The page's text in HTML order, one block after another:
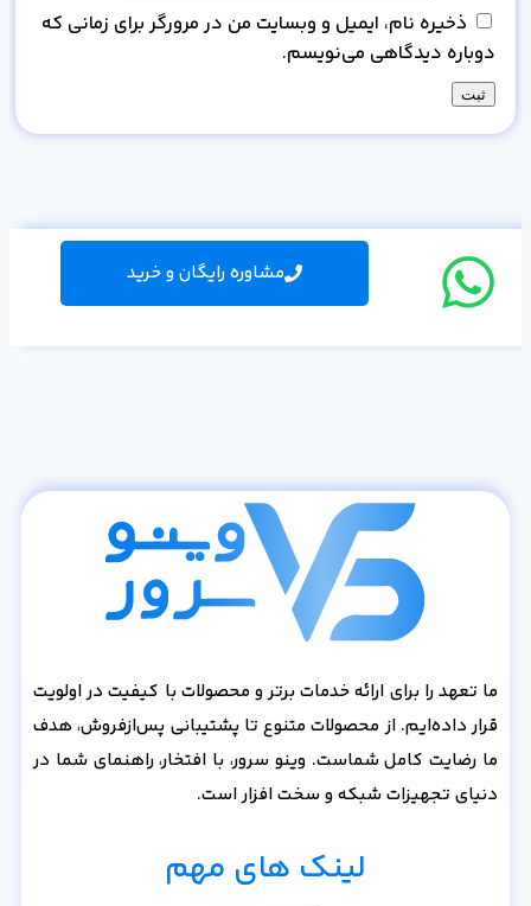
ذخیره نام، ایمیل و وبسایت من در مرورگر برای زمانی که
دوباره دیدگاهی می‌نویسم.
مشاوره رایگان و خرید
ما تعهد را برای ارائه خدمات برتر و محصولات با کیفیت در اولویت
قرار داده‌ایم. از محصولات متنوع تا پشتیبانی پس‌از‌فروش، هدف
ما رضایت کامل شماست. وینو سرور، با افتخار، راهنمای شما در
دنیای تجهیزات شبکه و سخت افزار است.
لینک های مهم